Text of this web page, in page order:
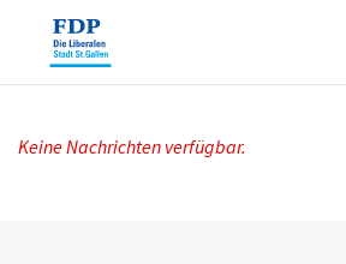
Keine Nachrichten verfügbar.
Cookie-Einstellungen